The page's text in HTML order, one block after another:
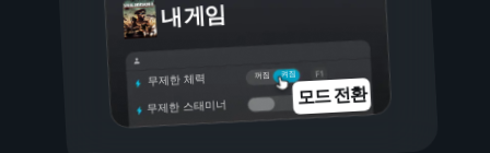
내 게임
켜짐
꺼짐
무제한 체력
무제한 스태미너 모드 전환